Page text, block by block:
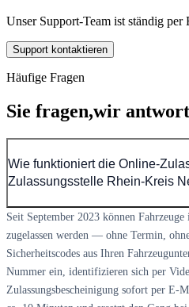
Unser Support-Team ist ständig
Support kontaktieren
Häufige Fragen
Sie fragen,wir
Wie funktioniert die Online-
Zulassungsstelle Rhein-Kreis
Seit September 2023 können
zugelassen werden — ohne Termin,
Sicherheitscodes aus Ihren
Nummer ein, identifizieren sich per
Zulassungsbescheinigung sofort per E-